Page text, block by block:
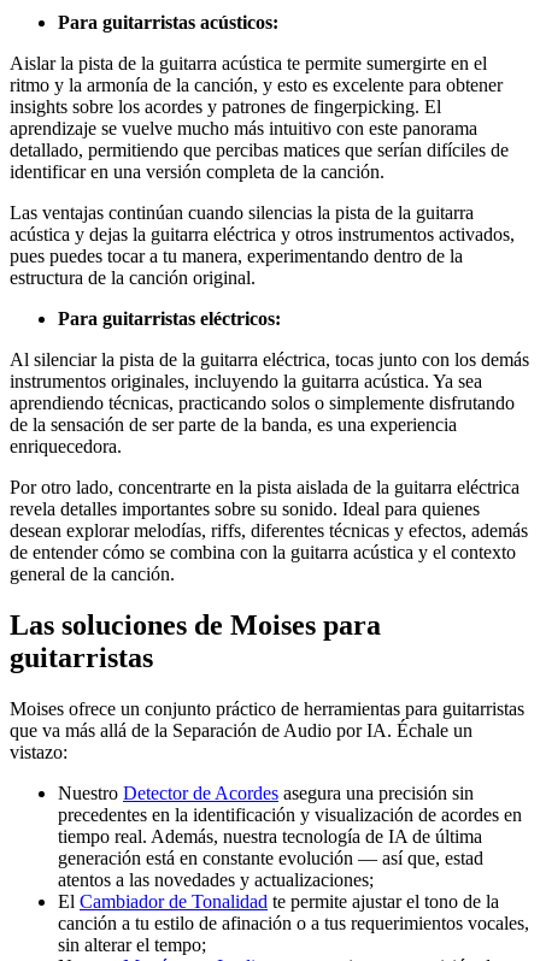
Para guitarristas acústicos:
Aislar la pista de la guitarra acústica te permite sumergirte en el
ritmo y la armonía de la canción, y esto es excelente para obtener
insights sobre los acordes y patrones de fingerpicking. El
aprendizaje se vuelve mucho más intuitivo con este panorama
detallado, permitiendo que percibas matices que serían difíciles de
identificar en una versión completa de la canción.
Las ventajas continúan cuando silencias la pista de la guitarra
acústica y dejas la guitarra eléctrica y otros instrumentos activados,
pues puedes tocar a tu manera, experimentando dentro de la
estructura de la canción original.
Para guitarristas eléctricos:
Al silenciar la pista de la guitarra eléctrica, tocas junto con los demás
instrumentos originales, incluyendo la guitarra acústica. Ya sea
aprendiendo técnicas, practicando solos o simplemente disfrutando
de la sensación de ser parte de la banda, es una experiencia
enriquecedora.
Por otro lado, concentrarte en la pista aislada de la guitarra eléctrica
revela detalles importantes sobre su sonido. Ideal para quienes
desean explorar melodías, riffs, diferentes técnicas y efectos, además
de entender cómo se combina con la guitarra acústica y el contexto
general de la canción.
Las soluciones de Moises para
guitarristas
Moises ofrece un conjunto práctico de herramientas para guitarristas
que va más allá de la Separación de Audio por IA. Échale un
vistazo:
Nuestro Detector de Acordes asegura una precisión sin
precedentes en la identificación y visualización de acordes en
tiempo real. Además, nuestra tecnología de IA de última
generación está en constante evolución — así que, estad
atentos a las novedades y actualizaciones;
El Cambiador de Tonalidad te permite ajustar el tono de la
canción a tu estilo de afinación o a tus requerimientos vocales,
sin alterar el tempo;